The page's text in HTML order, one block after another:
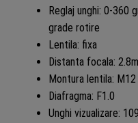
Reglaj unghi: 0-360
grade rotire
Lentila: fixa
Distanta focala:
Montura lentila: M12
Diafragma: F1.0
Unghi vizualizare: